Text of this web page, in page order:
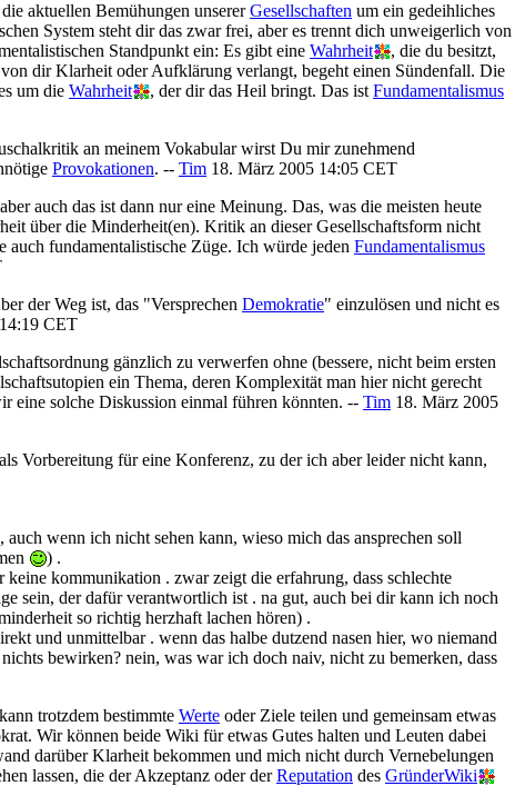
aktuellen Bemühungen unsererGesellschaften um ein gedeihliches
System steht dir das zwar frei, aber es trennt dich unweigerlich von
Standpunkt ein: Es gibt eine Wahrheit
, die du besitzt,
dir Klarheit oder Aufklärung verlangt, begeht einen Sündenfall. Die
um die Wahrheit , der dir das Heil bringt. Das ist Fundamentalismus
an meinem Vokabular wirst Du mir zunehmend
Provokationen. -- Tim 18. März 2005 14:05 CET
auch das ist dann nur eine Meinung. Das, was die meisten heute
über die Minderheit(en). Kritik an dieser Gesellschaftsform nicht
fundamentalistische Züge. Ich würde jeden Fundamentalismus
der Weg ist, das "Versprechen Demokratie" einzulösen und nicht es
CET
gänzlich zu verwerfen ohne (bessere, nicht beim ersten
ein Thema, deren Komplexität man hier nicht gerecht
eine solche Diskussion einmal führen könnten. -- Tim 18. März 2005
als Vorbereitung für eine Konferenz, zu der ich aber leider nicht kann,
wenn ich nicht sehen kann, wieso mich das ansprechen soll
) .
kommunikation . zwar zeigt die erfahrung, dass schlechte
sein, der dafür verantwortlich ist . na gut, auch bei dir kann ich noch
so richtig herzhaft lachen hören) .
und unmittelbar . wenn das halbe dutzend nasen hier, wo niemand
bewirken? nein, was war ich doch naiv, nicht zu bemerken, dass
trotzdem bestimmte Werte oder Ziele teilen und gemeinsam etwas
Wir können beide Wiki für etwas Gutes halten und Leuten dabei
darüber Klarheit bekommen und mich nicht durch Vernebelungen
lassen, die der Akzeptanz oder derReputation des GründerWiki